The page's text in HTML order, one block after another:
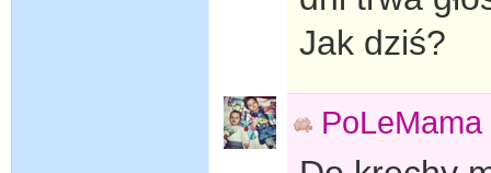
Jak dziś?
PoLeMama